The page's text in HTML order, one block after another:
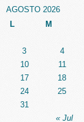
AGOSTO 2026
L
M
« Jul
3
4
10
11
17
18
24
25
31